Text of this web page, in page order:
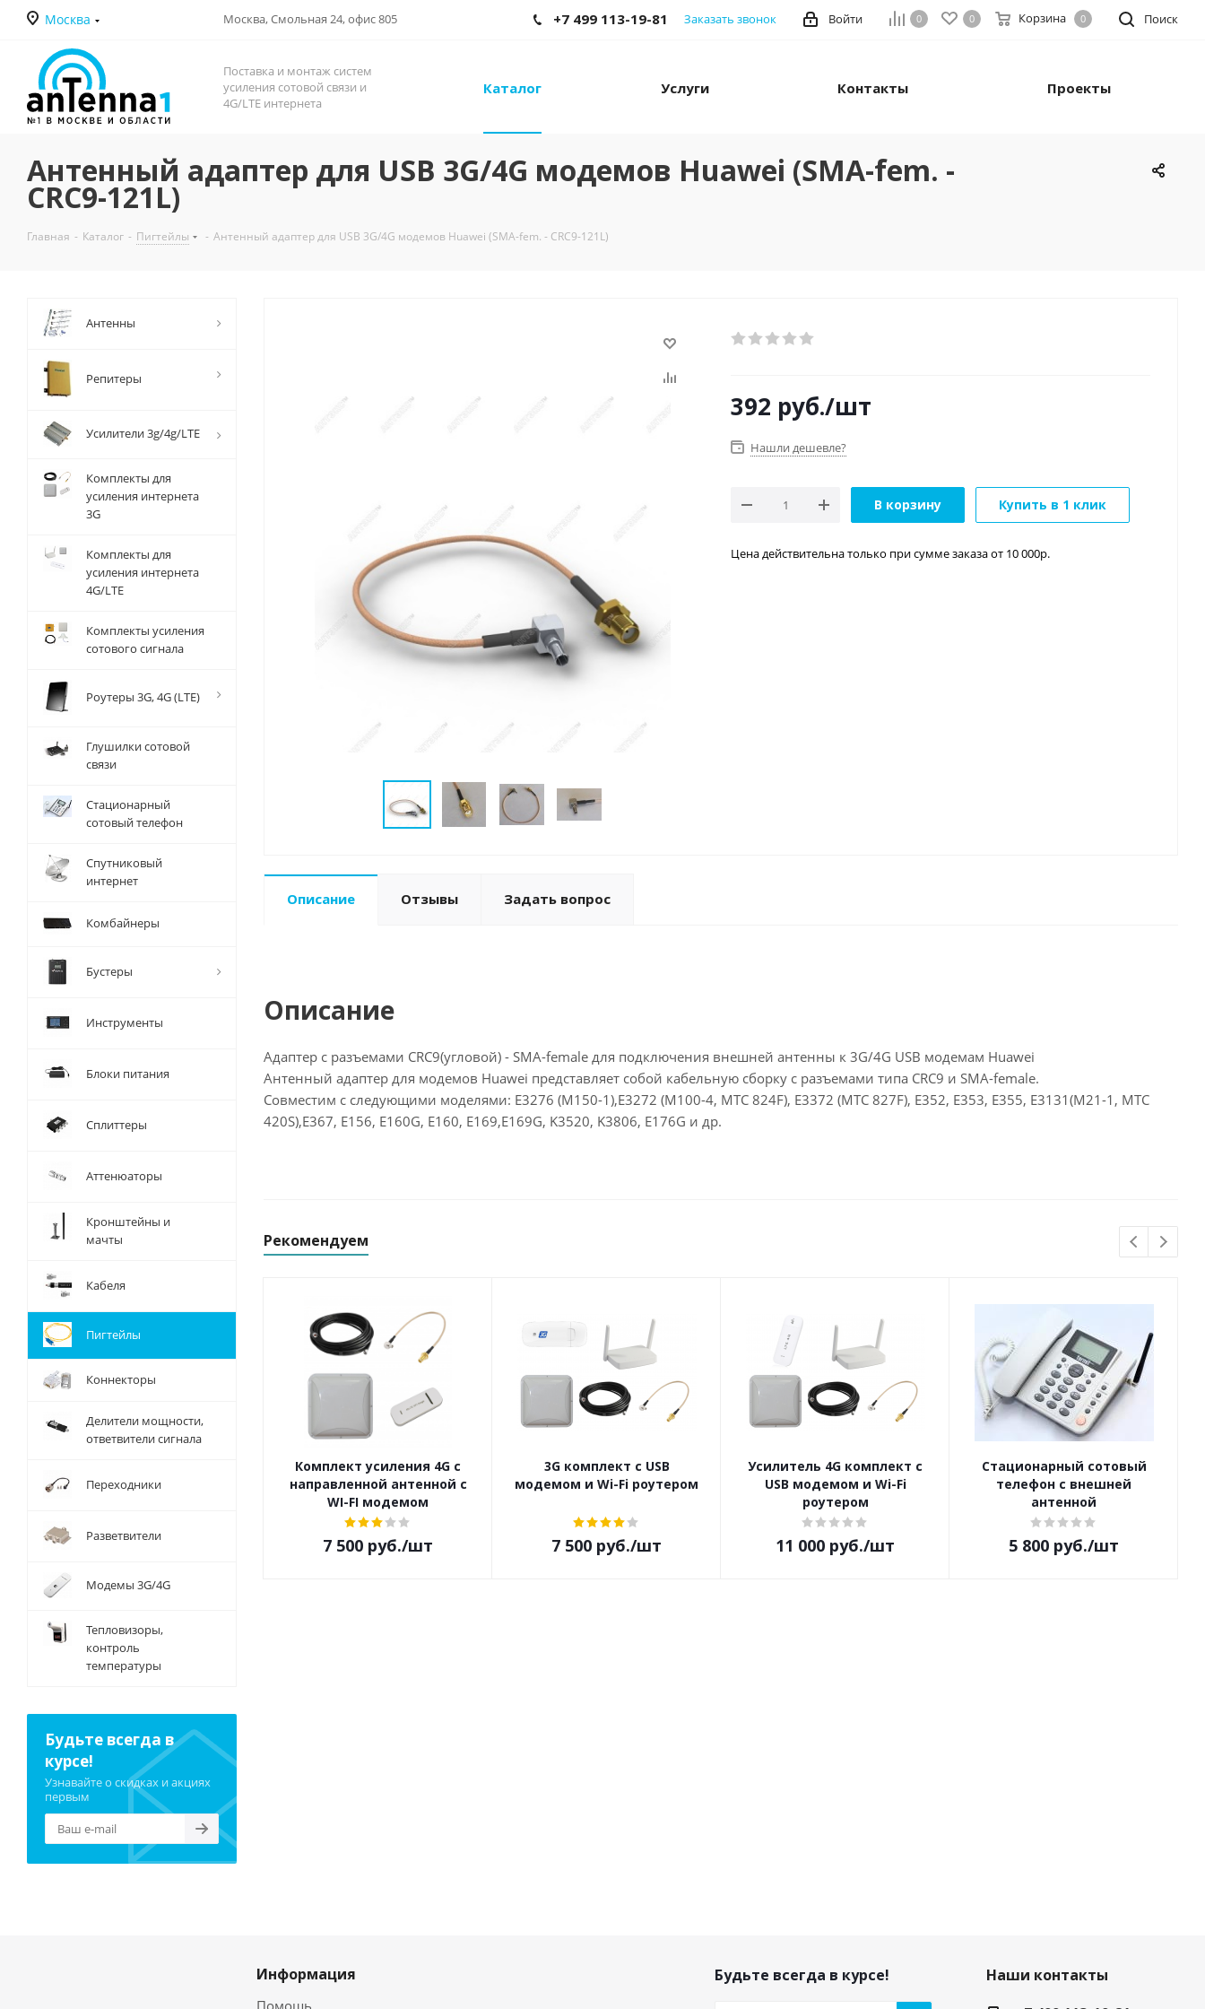
Москва Москва, Смольная 24, офис 805 Поиск
0 0 Корзина 0
Войти
+7 499 113-19-81 Заказать звонок
Поставка и монтаж систем
усиления сотовой связи и
4G/LTE интернета
Каталог Услуги Контакты Проекты
Антенный адаптер для USB 3G/4G модемов Huawei (SMA-fem. -
CRC9-121L)
Главная - Каталог - Пигтейлы - Антенный адаптер для USB 3G/4G модемов Huawei (SMA-fem. - CRC9-121L)
392 руб./шт
Нашли дешевле?
В корзину Купить в 1 клик
Цена действительна только при сумме заказа от 10 000р.
Описание Отзывы Задать вопрос
Описание
Адаптер с разъемами CRC9(угловой) - SMA-female для подключения внешней антенны к 3G/4G USB модемам Huawei
Антенный адаптер для модемов Huawei представляет собой кабельную сборку с разъемами типа CRC9 и SMA-female.
Совместим с следующими моделями: E3276 (М150-1),E3272 (М100-4, МТС 824F), E3372 (МТС 827F), E352, E353, Е355, Е3131(М21-1, МТС
420S),Е367, E156, E160G, E160, E169,E169G, K3520, K3806, E176G и др.
Рекомендуем
Комплект усиления 4G с
направленной антенной с
WI-FI модемом
7 500 руб./шт
3G комплект с USB
модемом и Wi-Fi роутером
7 500 руб./шт
Усилитель 4G комплект с
USB модемом и Wi-Fi
роутером
11 000 руб./шт
Стационарный сотовый
телефон с внешней
антенной
5 800 руб./шт
Антенны
Репитеры
Усилители 3g/4g/LTE
Комплекты для
усиления интернета
3G
Комплекты для
усиления интернета
4G/LTE
Комплекты усиления
сотового сигнала
Роутеры 3G, 4G (LTE)
Глушилки сотовой
связи
Стационарный
сотовый телефон
Спутниковый
интернет
Комбайнеры
Бустеры
Инструменты
Блоки питания
Сплиттеры
Аттенюаторы
Кронштейны и
мачты
Кабеля
Пигтейлы
Коннекторы
Делители мощности,
ответвители сигнала
Переходники
Разветвители
Модемы 3G/4G
Тепловизоры,
контроль
температуры
Будьте всегда в
курсе!
Узнавайте о скидках и акциях
первым
Информация Будьте всегда в курсе!
Наши контакты